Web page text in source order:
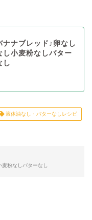
ナナブレッド♪卵なし
し小麦粉なしバター
し
液体油なし・バターなしレシピ
粉なしバターなし